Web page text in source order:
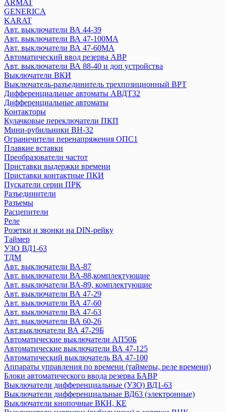
Плавкие вставки
Посты кнопочные
Предохранители ПКТ
Разъединитель РБ, РПБ
Расцепители
Реле
Розетки на DIN-рейку
Рубильники, выключатели нагрузки
АВДТ
Выключатели путевые
УЗО
IEK
Авт. выключатели ВА77 (воздушные)
Переключатель кулачковый MASTER
Авт. выключатели ВА 44-35
Авт. выключатели ВА 44-33
Авт. выключатели ВА 88 (серия MASTER)
Авт. выключатели ВА 88-32 и доп устройства
Авт. выключатели ВА 88-33, (R)
Авт. выключатели ВА 88-35 и доп устройства
Авт. выключатели ВА 88-37
Устройство защиты от дугового пробоя (УЗДП)
ARMAT
GENERICA
KARAT
Авт. выключатели ВА 44-39
Авт. выключатели ВА 47-100MA
Авт. выключатели ВА 47-60MA
Автоматический ввод резерва АВР
Авт. выключатели ВА 88-40 и доп устройства
Выключатели ВКИ
Выключатель-разъединитель трехпозиционный ВРТ
Дифференциальные автоматы АВДТ32
Дифференциальные автоматы
Контакторы
Кулачковые переключатели ПКП
Мини-рубильники ВН-32
ARMAT
GENERICA
KARAT
Авт. выключатели ВА 44-39
Авт. выключатели ВА 47-100MA
Авт. выключатели ВА 47-60MA
Автоматический ввод резерва АВР
Авт. выключатели ВА 88-40 и доп устройства
Выключатели ВКИ
Выключатель-разъединитель трехпозиционный ВРТ
Дифференциальные автоматы АВДТ32
Дифференциальные автоматы
Контакторы
Кулачковые переключатели ПКП
Мини-рубильники ВН-32
Ограничители перенапряжения ОПС1
Плавкие вставки
Преобразователи частот
Приставки выдержки времени
Приставки контактные ПКИ
Пускатели серии ПРК
Разъединители
Разъемы
Расцепители
Реле
Розетки и звонки на DIN-рейку
Таймер
УЗО ВД1-63
ТДМ
Авт. выключатели ВА-87
Авт. выключатели ВА-88,комплектующие
Авт. выключатели ВА-89, комплектующие
Авт. выключатели ВА 47-29
Авт. выключатели ВА 47-60
Авт. выключатели ВА 47-63
Авт. выключатели ВА 60-26
Авт.выключатели ВА 47-29Б
Автоматические выключатели АП50Б
Автоматические выключатели ВА 47-125
Автоматический выключатель ВА 47-100
Аппараты управления по времени (таймеры, реле времени)
Блоки автоматического ввода резерва БАВР
Выключатели дифференциальные (УЗО) ВД1-63
Выключатели дифференциальные ВД63 (электронные)
Выключатели кнопочные ВКН, КЕ